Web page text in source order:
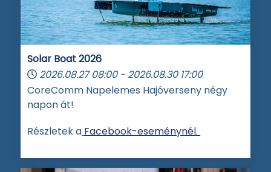
Solar Boat 2026
2026.08.27 08:00 - 2026.08.30 17:00
CoreComm Napelemes Hajóverseny négy
napon át!
Részletek a Facebook-eseménynél.